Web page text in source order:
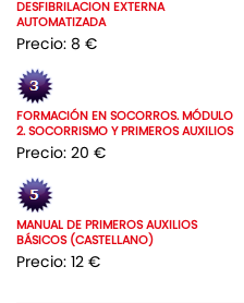
DESFIBRILACION EXTERNA
AUTOMATIZADA
Precio: 8 €
FORMACIÓN EN SOCORROS. MÓDULO
2. SOCORRISMO Y PRIMEROS AUXILIOS
Precio: 20 €
MANUAL DE PRIMEROS AUXILIOS
BÁSICOS (CASTELLANO)
Precio: 12 €